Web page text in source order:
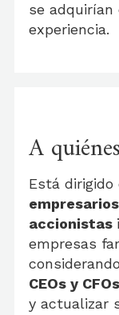
se adquirían
experiencia.
A
Está
empresarios
accionistas
empresas
CEOs y CFOs
y actualizar